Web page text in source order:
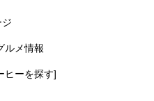
ルメ情報
ヒーを探す]